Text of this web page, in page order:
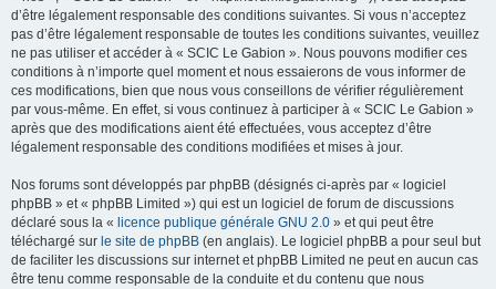
d’être légalement responsable des conditions suivantes. Si vous n’acceptez
pas d’être légalement responsable de toutes les conditions suivantes, veuillez
ne pas utiliser et accéder à « SCIC Le Gabion ». Nous pouvons modifier ces
conditions à n’importe quel moment et nous essaierons de vous informer de
ces modifications, bien que nous vous conseillons de vérifier régulièrement
par vous-même. En effet, si vous continuez à participer à « SCIC Le Gabion »
après que des modifications aient été effectuées, vous acceptez d’être
légalement responsable des conditions modifiées et mises à jour.
Nos forums sont développés par phpBB (désignés ci-après par « logiciel
phpBB » et « phpBB Limited ») qui est un logiciel de forum de discussions
déclaré sous la « licence publique générale GNU 2.0 » et qui peut être
téléchargé sur le site de phpBB (en anglais). Le logiciel phpBB a pour seul but
de faciliter les discussions sur internet et phpBB Limited ne peut en aucun cas
être tenu comme responsable de la conduite et du contenu que nous